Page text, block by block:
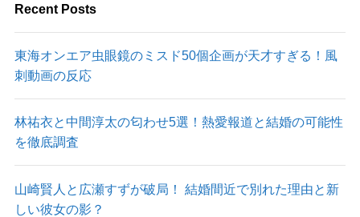
Recent Posts
東海オンエア虫眼鏡のミスド50個企画が天才すぎる！風
刺動画の反応
林祐衣と中間淳太の匂わせ5選！熱愛報道と結婚の可能性
を徹底調査
山崎賢人と広瀬すずが破局！ 結婚間近で別れた理由と新
しい彼女の影？